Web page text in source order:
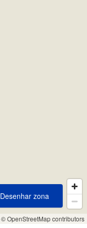
© OpenStreetMap contributors
Desenhar zona
Desenhar zona